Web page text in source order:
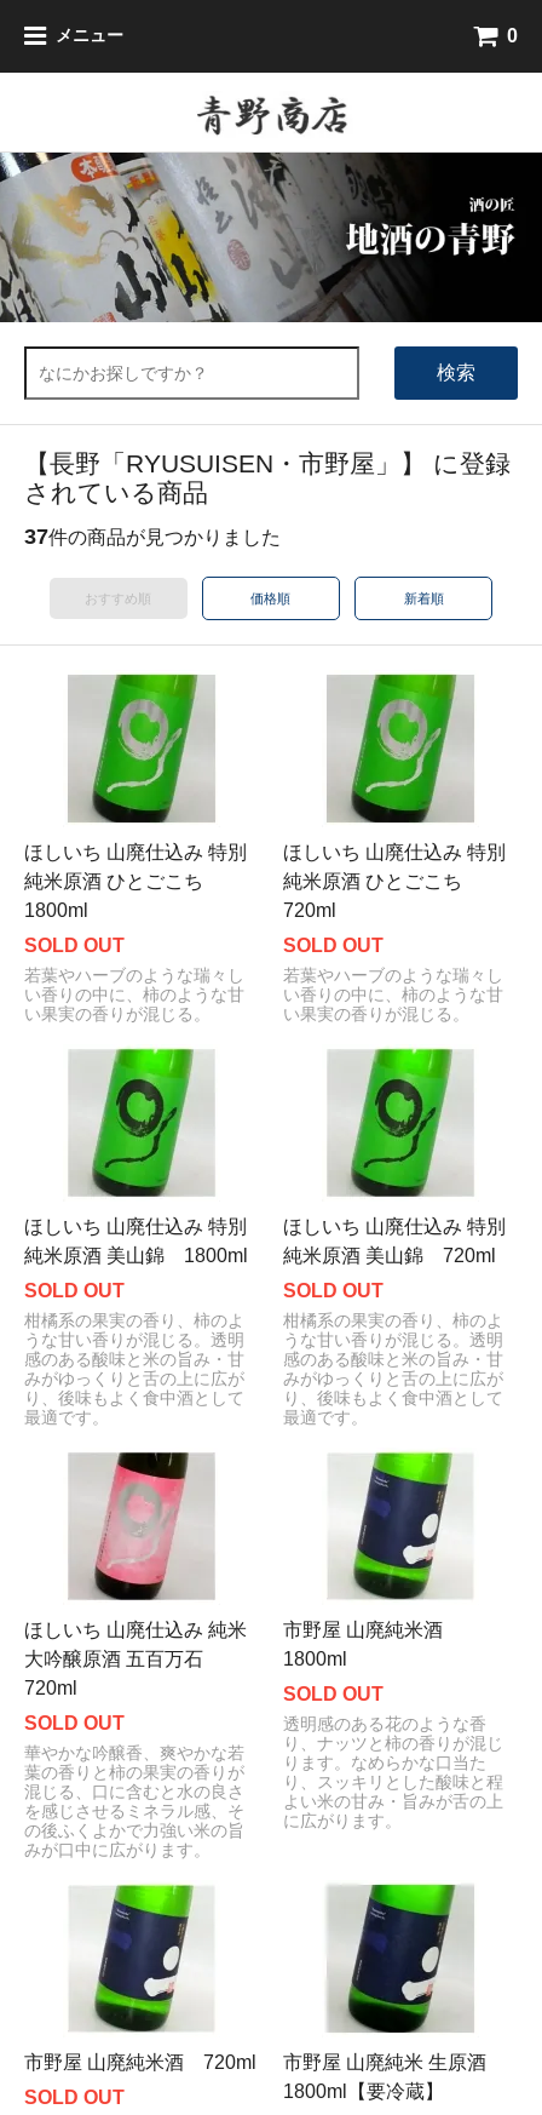
メニュー 0
検索
【長野「RYUSUISEN・市野屋」】 に登録
されている商品
37件の商品が見つかりました
おすすめ順 価格順 新着順
ほしいち 山廃仕込み 特別
純米原酒 ひとごこち
1800ml
SOLD OUT
若葉やハーブのような瑞々し
い香りの中に、柿のような甘
い果実の香りが混じる。
ほしいち 山廃仕込み 特別
純米原酒 ひとごこち
720ml
SOLD OUT
若葉やハーブのような瑞々し
い香りの中に、柿のような甘
い果実の香りが混じる。
ほしいち 山廃仕込み 特別
純米原酒 美山錦 1800ml
SOLD OUT
柑橘系の果実の香り、柿のよ
うな甘い香りが混じる。透明
感のある酸味と米の旨み・甘
みがゆっくりと舌の上に広が
り、後味もよく食中酒として
最適です。
ほしいち 山廃仕込み 特別
純米原酒 美山錦 720ml
SOLD OUT
柑橘系の果実の香り、柿のよ
うな甘い香りが混じる。透明
感のある酸味と米の旨み・甘
みがゆっくりと舌の上に広が
り、後味もよく食中酒として
最適です。
ほしいち 山廃仕込み 純米
大吟醸原酒 五百万石
720ml
SOLD OUT
華やかな吟醸香、爽やかな若
葉の香りと柿の果実の香りが
混じる、口に含むと水の良さ
を感じさせるミネラル感、そ
の後ふくよかで力強い米の旨
みが口中に広がります。
市野屋 山廃純米酒
1800ml
SOLD OUT
透明感のある花のような香
り、ナッツと柿の香りが混じ
ります。なめらかな口当た
り、スッキリとした酸味と程
よい米の甘み・旨みが舌の上
に広がります。
市野屋 山廃純米酒 720ml
SOLD OUT
市野屋 山廃純米 生原酒
1800ml【要冷蔵】